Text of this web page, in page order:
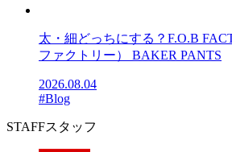
太・細どっちにする？F.O.B
ファクトリー） BAKER PANTS
2026.08.04
#Blog
STAFFスタッフ